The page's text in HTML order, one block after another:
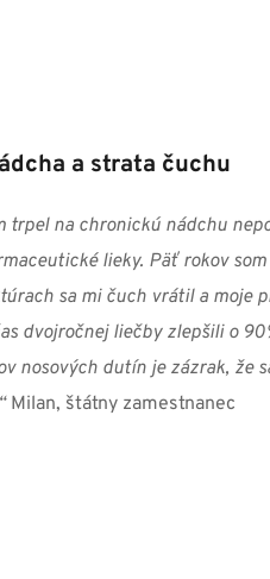
a strata čuchu
trpel na chronickú nádchu
lieky. Päť rokov
sa mi čuch vrátil a moje
dvojročnej liečby zlepšili o
nosových dutín je zázrak, že
Milan, štátny zamestnanec